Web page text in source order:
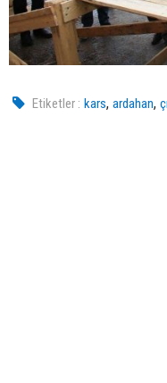
Etiketler : kars,ardahan,